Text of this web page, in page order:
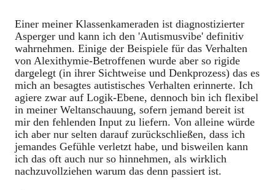
Einer meiner Klassenkameraden ist diagnostizierter
Asperger und kann ich den 'Autismusvibe' definitiv
wahrnehmen. Einige der Beispiele für das Verhalten
von Alexithymie-Betroffenen wurde aber so rigide
dargelegt (in ihrer Sichtweise und Denkprozess) das es
mich an besagtes autistisches Verhalten erinnerte. Ich
agiere zwar auf Logik-Ebene, dennoch bin ich flexibel
in meiner Weltanschauung, sofern jemand bereit ist
mir den fehlenden Input zu liefern. Von alleine würde
ich aber nur selten darauf zurückschließen, dass ich
jemandes Gefühle verletzt habe, und bisweilen kann
ich das oft auch nur so hinnehmen, als wirklich
nachzuvollziehen warum das denn passiert ist.